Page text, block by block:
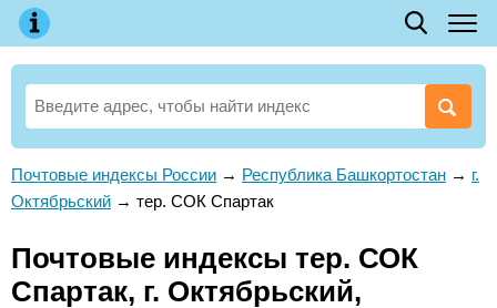
Почтовые индексы России → Республика Башкортостан → г.
Октябрьский → тер. СОК Спартак
Почтовые индексы тер. СОК
Спартак, г. Октябрьский,